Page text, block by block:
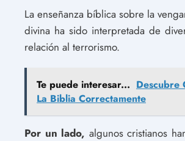
La enseñanza bíblica sobre la
divina ha sido interpretada de
relación al terrorismo.
Te puede interesar... Descubre
La Biblia Correctamente
Por un lado, algunos cristianos